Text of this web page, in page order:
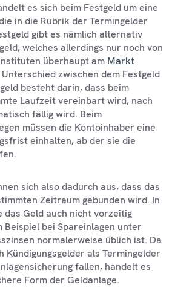
es sich beim Festgeld um eine
in die Rubrik der Termingelder
gibt es nämlich alternativ
welches allerdings nur noch von
überhaupt am Markt
zwischen dem Festgeld
besteht darin, dass beim
Laufzeit vereinbart wird, nach
fällig wird. Beim
müssen die Kontoinhaber eine
einhalten, ab der sie die
sich also dadurch aus, dass das
Zeitraum gebunden wird. In
das Geld auch nicht vorzeitig
Beispiel bei Spareinlagen unter
normalerweise üblich ist. Da
Kündigungsgelder als Termingelder
fallen, handelt es
Form der Geldanlage.